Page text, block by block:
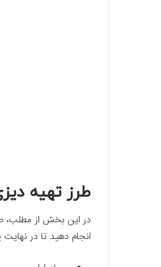
طرز تهیه دیزی
در این بخش از مطلب،
انجام دهید تا در